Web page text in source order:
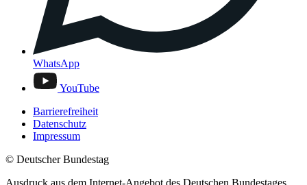
WhatsApp
YouTube
Barrierefreiheit
Datenschutz
Impressum
© Deutscher Bundestag
Ausdruck aus dem Internet-Angebot des Deutschen Bundestages